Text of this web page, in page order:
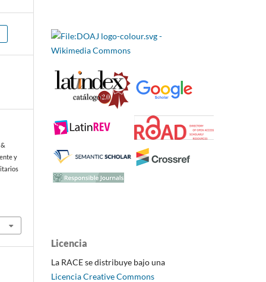
y
Licencia
La RACE se distribuye bajo una
Licencia Creative Commons